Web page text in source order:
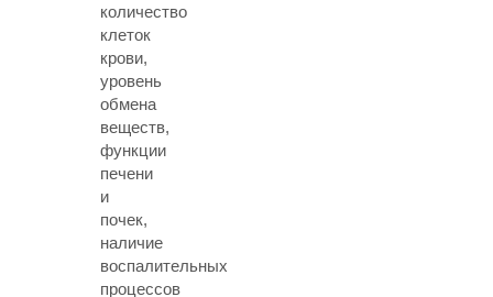
количество
клеток
крови,
уровень
обмена
веществ,
функции
печени
и
почек,
наличие
воспалительных
процессов